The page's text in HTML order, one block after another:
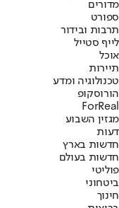
מדורים
ספורט
תרבות ובידור
לייף סטייל
אוכל
תיירות
טכנולוגיה ומדע
הורוסקופ
ForReal
מגזין השבוע
דעות
חדשות בארץ
חדשות בעולם
פוליטי
ביטחוני
חינוך